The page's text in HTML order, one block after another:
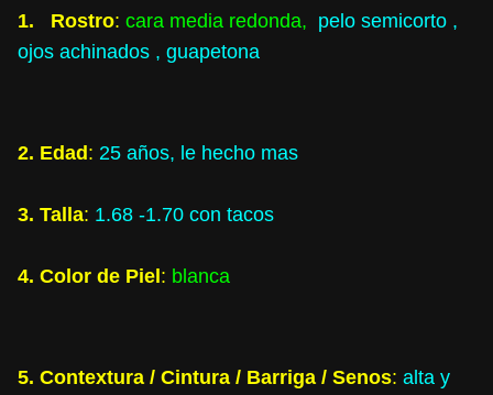
1. Rostro: cara media redonda, pelo semicorto ,
ojos achinados , guapetona
2. Edad: 25 años, le hecho mas
3. Talla: 1.68 -1.70 con tacos
4. Color de Piel: blanca
5. Contextura / Cintura / Barriga / Senos: alta y